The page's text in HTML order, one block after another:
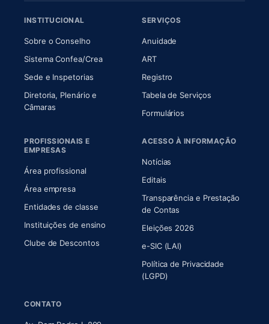
INSTITUCIONAL
Sobre o Conselho(abre em nova aba)
Sistema Confea/Crea(abre em nova aba)
Sede e Inspetorias
Diretoria, Plenário e
Câmaras(abre em nova aba)
SERVIÇOS
Anuidade
ART(abre em nova aba)
Registro
Tabela de Serviços
Formulários
PROFISSIONAIS E
EMPRESAS
Área profissional
Área empresa
Entidades de classe
Instituições de ensino
Clube de Descontos
ACESSO À INFORMAÇÃO
Notícias
Editais
Transparência e Prestação
de Contas
Eleições 2026
e-SIC (LAI)
Política de Privacidade
(LGPD)
CONTATO